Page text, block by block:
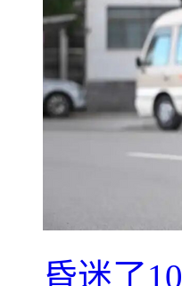
昏迷了